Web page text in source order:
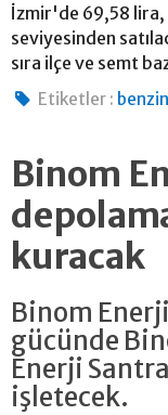
İzmir'de 69,58
seviyesinden
sıra ilçe ve semt
Etiketler : benzin
Binom
kuracak
Binom
gücünde
Enerji
işletecek.